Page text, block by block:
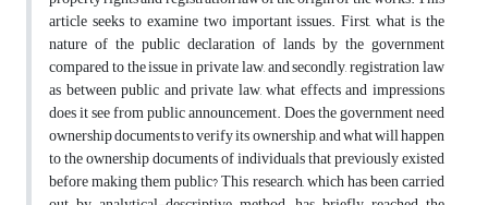
article seeks to examine two important issues. First, what is the
nature of the public declaration of lands by the government
compared to the issue in private law, and secondly, registration law
as between public and private law, what effects and impressions
does it see from public announcement. Does the government need
ownership documents to verify its ownership, and what will happen
to the ownership documents of individuals that previously existed
before making them public? This research, which has been carried